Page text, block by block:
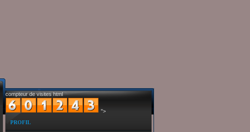
compteur de visites html
">
PROFIL